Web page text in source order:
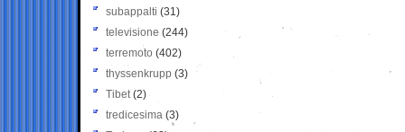
subappalti (31)
televisione(244)
terremoto (402)
thyssenkrupp (3)
Tibet(2)
tredicesima (3)